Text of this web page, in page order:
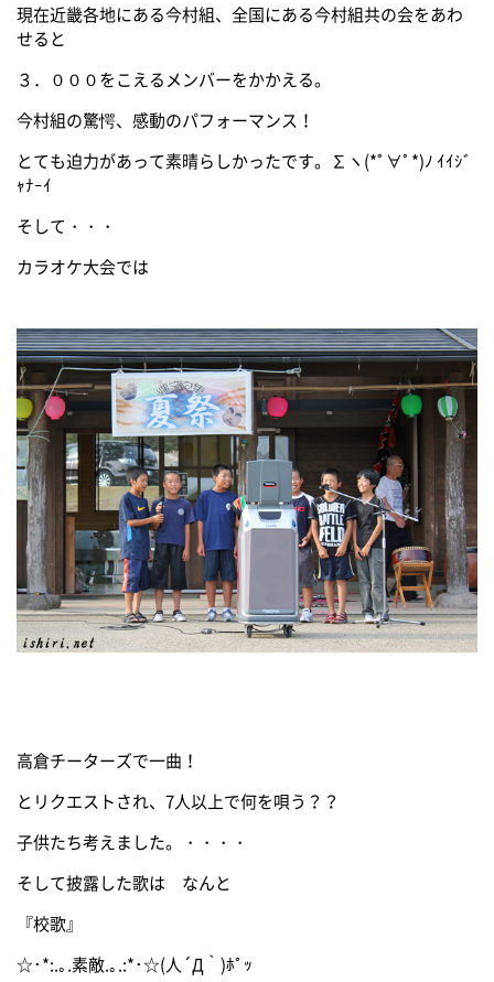
現在近畿各地にある今村組、全国にある今村組共の会をあわ
せると
３．０００をこえるメンバーをかかえる。
今村組の驚愕、感動のパフォーマンス！
とても迫力があって素晴らしかったです。∑ヽ(*ﾟ∀ﾟ*)ﾉ ｲｲｼﾞ
ｬﾅｰｲ
そして・・・
カラオケ大会では
高倉チーターズで一曲！
とリクエストされ、7人以上で何を唄う？？
子供たち考えました。・・・・
そして披露した歌は なんと
『校歌』
☆･*:.｡.素敵.｡.:*･☆(人´Д｀)ﾎﾟｯ